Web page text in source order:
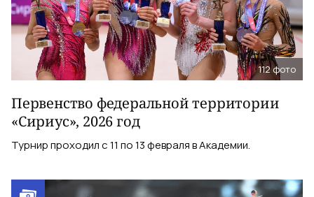
112фото
Первенство федеральной территории
«Сириус», 2026 год
Турнир проходил с 11 по 13 февраля в Академии.